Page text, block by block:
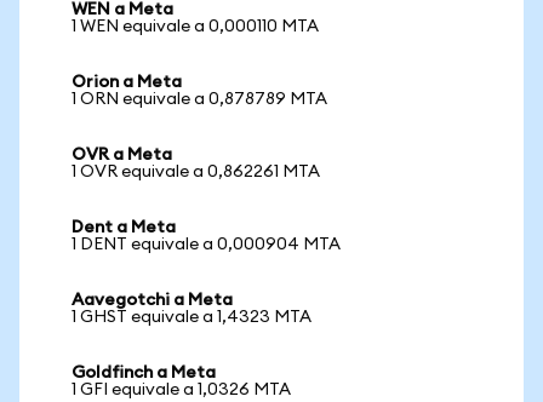
WEN a Meta
1 WEN equivale a 0,000110 MTA
Orion a Meta
1 ORN equivale a 0,878789 MTA
OVR a Meta
1 OVR equivale a 0,862261 MTA
Dent a Meta
1 DENT equivale a 0,000904 MTA
Aavegotchi a Meta
1 GHST equivale a 1,4323 MTA
Goldfinch a Meta
1 GFI equivale a 1,0326 MTA